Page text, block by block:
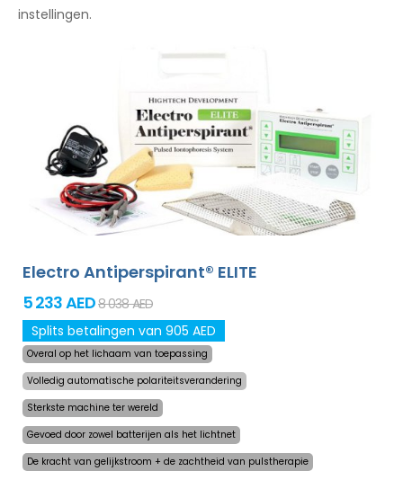
instellingen.
Electro Antiperspirant® ELITE
5 233 AED8 038 AED
Splits betalingen van 905 AED
Overal op het lichaam van toepassing
Volledig automatische polariteitsverandering
Sterkste machine ter wereld
Gevoed door zowel batterijen als het lichtnet
De kracht van gelijkstroom + de zachtheid van pulstherapie